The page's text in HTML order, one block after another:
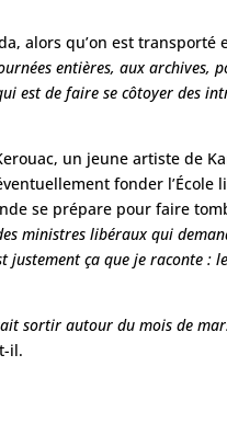
alors qu’on est transporté
entières, aux archives,
est de faire se côtoyer des
un jeune artiste de
fonder
se prépare pour faire
ministres libéraux qui
justement ça que je raconte :
sortir autour du mois de
il.